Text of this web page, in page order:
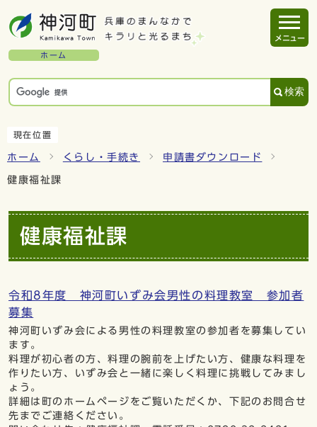
ホーム
検索
メニュー
現在位置
ホーム くらし・手続き 申請書ダウンロード
健康福祉課
健康福祉課
令和8年度 神河町いずみ会男性の料理教室 参加者
募集
神河町いずみ会による男性の料理教室の参加者を募集してい
ます。
料理が初心者の方、料理の腕前を上げたい方、健康な料理を
作りたい方、いずみ会と一緒に楽しく料理に挑戦してみまし
ょう。
詳細は町のホームページをご覧いただくか、下記のお問合せ
先までご連絡ください。